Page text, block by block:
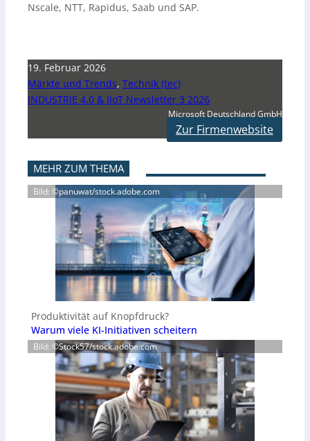
Nscale, NTT, Rapidus, Saab und SAP.
19. Februar 2026
Märkte und Trends, Technik (tec)
INDUSTRIE 4.0 & IIoT Newsletter 3 2026
Microsoft Deutschland GmbH
Zur Firmenwebsite
MEHR ZUM THEMA
Bild: ©panuwat/stock.adobe.com
Produktivität auf Knopfdruck?
Warum viele KI-Initiativen scheitern
Bild: ©Stock57/stock.adobe.com